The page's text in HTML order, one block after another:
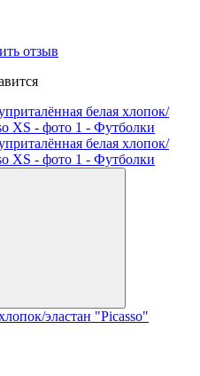
отзыв
эластан "Picasso"